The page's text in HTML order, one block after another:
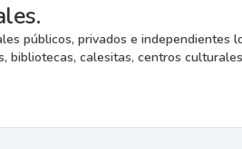
públicos, privados e independientes
bibliotecas, calesitas, centros